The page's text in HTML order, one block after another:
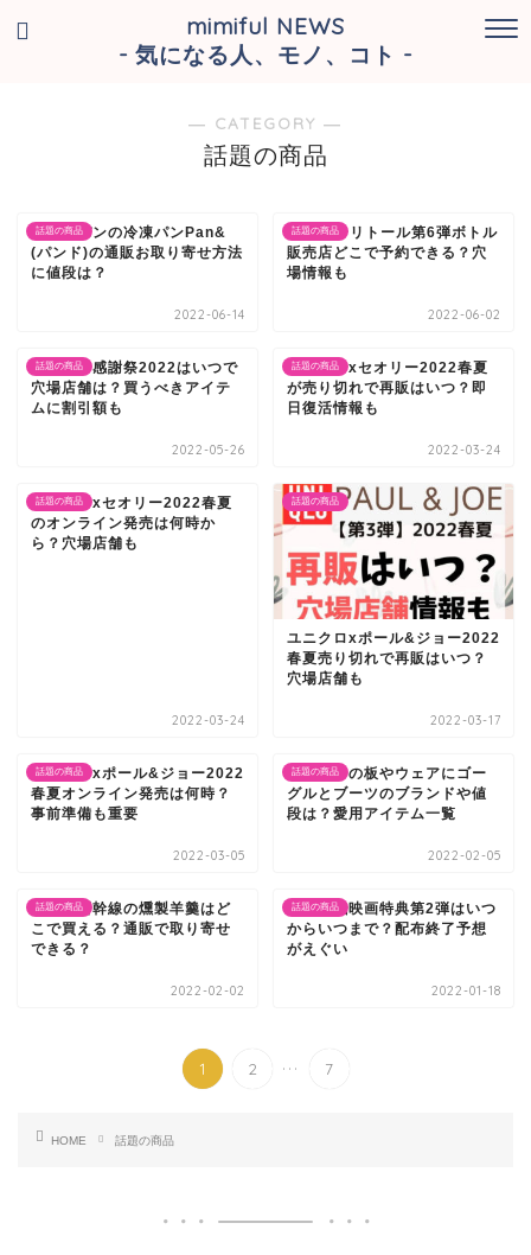
mimiful NEWS
- 気になる人、モノ、コト -
― CATEGORY ―
話題の商品
話題の商品
所ジャパンの冷凍パンPan&
(パンド)の通販お取り寄せ方法
に値段は？
2022-06-14
話題の商品
BTSキシリトール第6弾ボトル
販売店どこで予約できる？穴
場情報も
2022-06-02
話題の商品
ユニクロ感謝祭2022はいつで
穴場店舗は？買うべきアイテ
ムに割引額も
2022-05-26
話題の商品
ユニクロxセオリー2022春夏
が売り切れで再販はいつ？即
日復活情報も
2022-03-24
話題の商品
ユニクロxセオリー2022春夏
のオンライン発売は何時か
ら？穴場店舗も
2022-03-24
話題の商品
ユニクロxポール&ジョー2022
春夏売り切れで再販はいつ？
穴場店舗も
2022-03-17
話題の商品
ユニクロxポール&ジョー2022
春夏オンライン発売は何時？
事前準備も重要
2022-03-05
話題の商品
戸塚優斗の板やウェアにゴー
グルとブーツのブランドや値
段は？愛用アイテム一覧
2022-02-05
話題の商品
居酒屋新幹線の燻製羊羹はど
こで買える？通販で取り寄せ
できる？
2022-02-02
話題の商品
呪術廻戦映画特典第2弾はいつ
からいつまで？配布終了予想
がえぐい
2022-01-18
1 2 ... 7
HOME 話題の商品